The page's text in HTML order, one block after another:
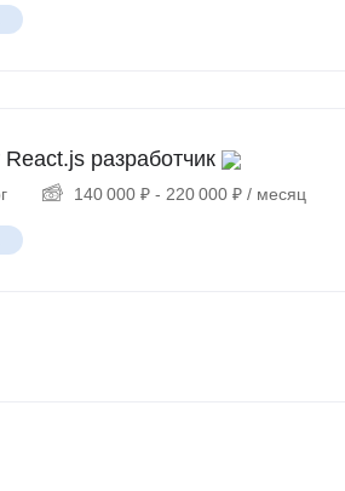
разработчик
140 000 ₽ - 220 000 ₽ / месяц